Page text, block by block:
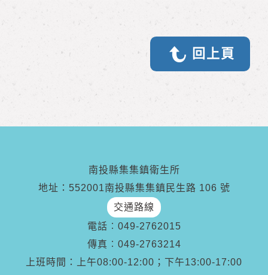
回上頁
南投縣集集鎮衛生所
地址：552001南投縣集集鎮民生路 106 號
交通路線
電話︰ 049-2762015
傳真︰ 049-2763214
上班時間：上午08:00-12:00；下午13:00-17:00